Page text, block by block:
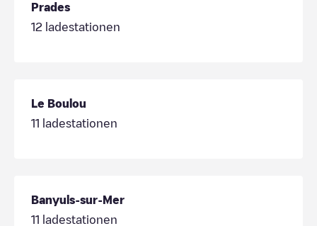
Prades
12 ladestationen
Le Boulou
11
ladestationen
Banyuls-sur-Mer
11
ladestationen